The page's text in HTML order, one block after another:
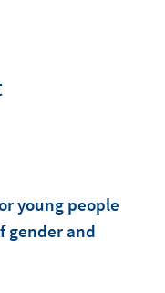
young people
gender and